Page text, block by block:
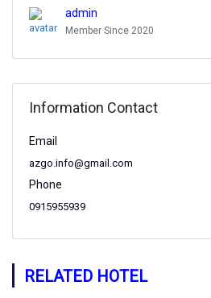
admin
Member Since 2020
Information Contact
Email
azgo.info@gmail.com
Phone
0915955939
RELATED HOTEL